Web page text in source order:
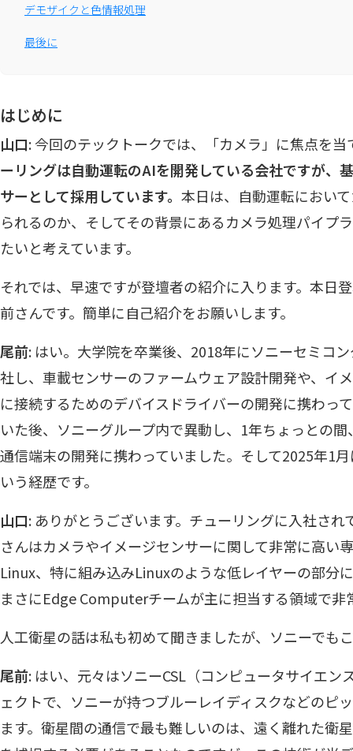
デモザイクと色情報処理
最後に
はじめに
山口: 今回のテックトークでは、「カメラ」に焦点を
ーリングは自動運転のAIを開発している会社ですが、
サーとして採用しています。 本日は、自動運転におい
られるのか、そしてその背景にあるカメラ処理パイプ
たいと考えています。
それでは、早速ですが登壇者の紹介に入ります。本日
前さんです。簡単に自己紹介をお願いします。
尾前: はい。大学院を卒業後、2018年にソニーセミコ
社し、車載センサーのファームウェア設計開発や、イ
に接続するためのデバイスドライバーの開発に携わっ
いた後、ソニーグループ内で異動し、1年ちょっとの
通信端末の開発に携わっていました。そして2025年1
いう経歴です。
山口: ありがとうございます。チューリングに入社さ
さんはカメラやイメージセンサーに関して非常に高い
Linux、特に組み込みLinuxのような低レイヤーの部分
まさにEdge Computerチームが主に担当する領域で非
人工衛星の話は私も初めて聞きましたが、ソニーでも
尾前: はい、元々はソニーCSL（コンピュータサイエン
ェクトで、ソニーが持つブルーレイディスクなどのピ
ます。衛星間の通信で最も難しいのは、遠く離れた衛